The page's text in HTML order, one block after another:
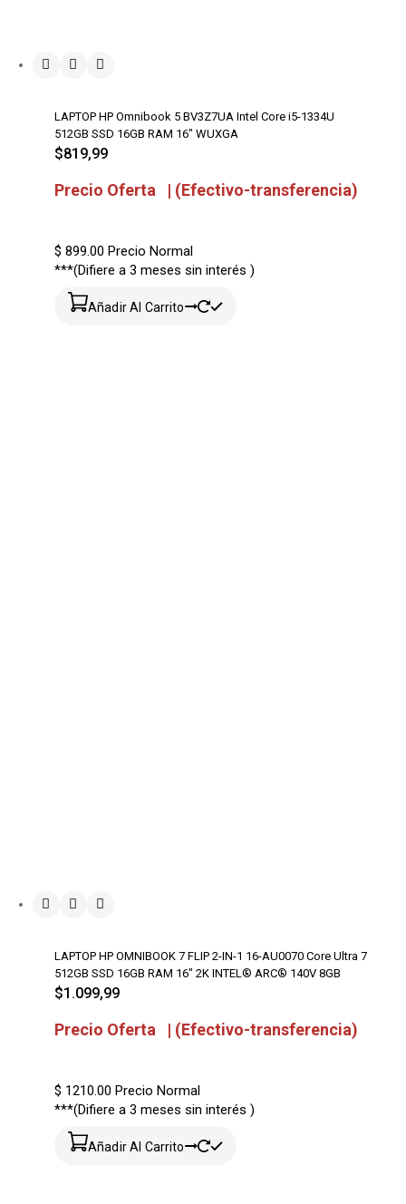
LAPTOP HP Omnibook 5 BV3Z7UA Intel Core i5-1334U
512GB SSD 16GB RAM 16″ WUXGA
$819,99
Precio Oferta | (Efectivo-transferencia)
$ 899.00 Precio Normal
***(Difiere a 3 meses sin interés )
Añadir Al Carrito
LAPTOP HP OMNIBOOK 7 FLIP 2-IN-1 16-AU0070 Core Ultra 7
512GB SSD 16GB RAM 16″ 2K INTEL® ARC® 140V 8GB
$1.099,99
Precio Oferta | (Efectivo-transferencia)
$ 1210.00 Precio Normal
***(Difiere a 3 meses sin interés )
Añadir Al Carrito